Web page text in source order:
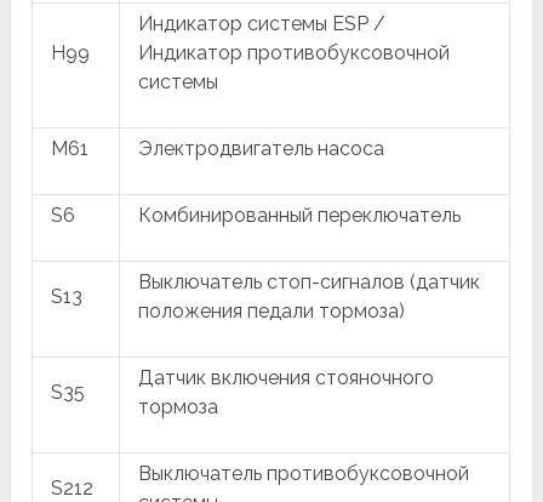
H99
Индикатор системы ESP /
Индикатор противобуксовочной
системы
M61 Электродвигатель насоса
S6 Комбинированный переключатель
S13
Выключатель стоп-сигналов (датчик
положения педали тормоза)
S35
Датчик включения стояночного
тормоза
S212
Выключатель противобуксовочной